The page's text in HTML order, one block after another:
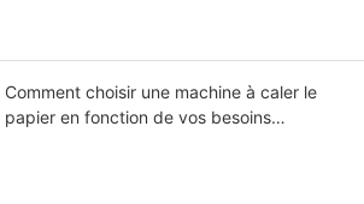
Comment choisir une machine à caler le
papier en fonction de vos besoins